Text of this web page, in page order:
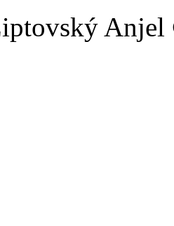
Anjel